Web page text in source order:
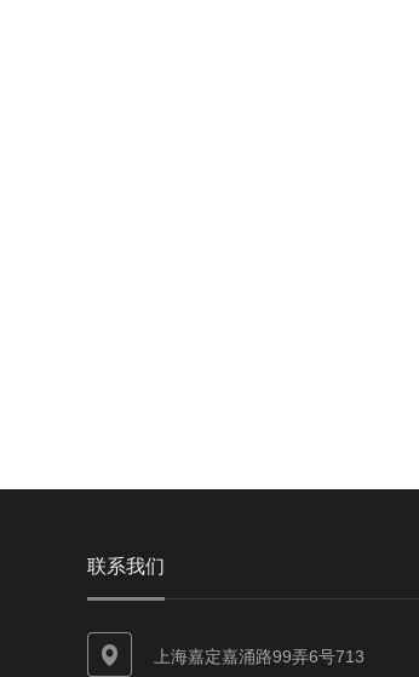
联系我们
上海嘉定嘉涌路99弄6号713